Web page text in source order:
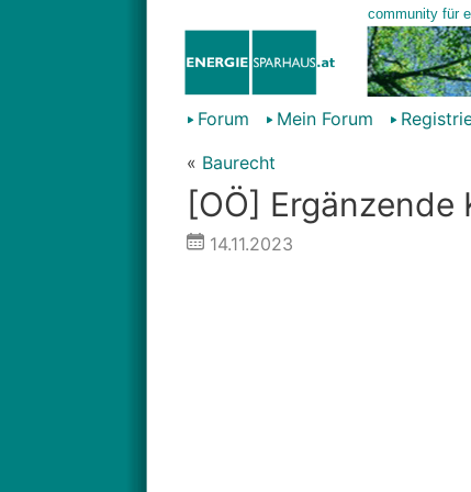
Forum Mein Forum
« Baurecht
[OÖ]
14.11.2023